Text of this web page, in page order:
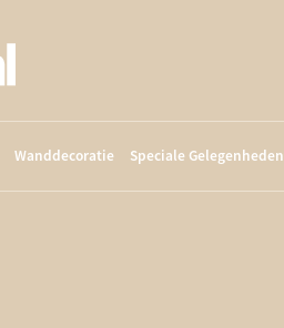
Wanddecoratie Speciale Gelegenheden